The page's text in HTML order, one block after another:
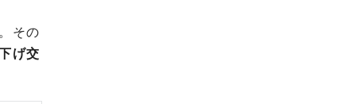
その
げ交